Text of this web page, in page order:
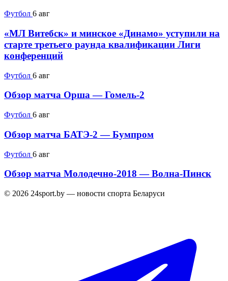
Футбол 6 авг
«МЛ Витебск» и минское «Динамо» уступили на
старте третьего раунда квалификации Лиги
конференций
Футбол 6 авг
Обзор матча Орша — Гомель-2
Футбол 6 авг
Обзор матча БАТЭ-2 — Бумпром
Футбол 6 авг
Обзор матча Молодечно-2018 — Волна-Пинск
© 2026 24sport.by — новости спорта Беларуси